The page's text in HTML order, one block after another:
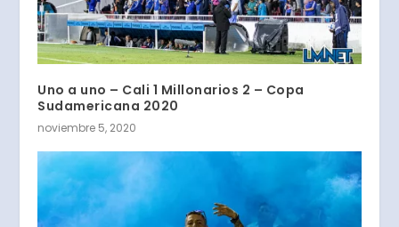
Uno a uno – Cali 1 Millonarios 2 – Copa
Sudamericana 2020
noviembre 5, 2020